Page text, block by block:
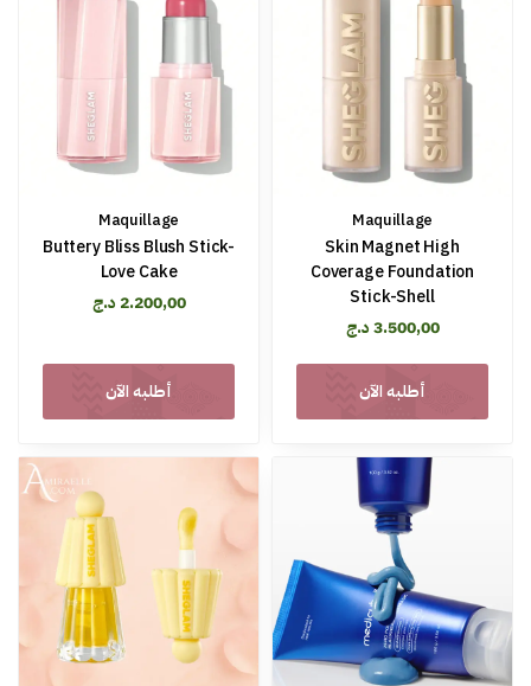
Maquillage
Buttery Bliss Blush Stick-
Love Cake
2.200,00 د.ج
أطلبه الآن
Maquillage
Skin Magnet High
Coverage Foundation
Stick-Shell
3.500,00د.ج
أطلبه الآن